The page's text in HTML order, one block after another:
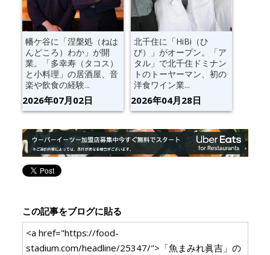
幡ケ谷に「涅槃処（ねは
んどころ）わか」が開
業。「多幸寿（タコス）
と小料理」の居酒屋、音
楽や飲食の経験...
2026年07月02日
北千住に「HiBi（ひ
び）」がオープン。「ア
タル」で北千住ドミナン
トのトーヤーマン、初の
洋食ワイン業...
2026年04月28日
この記事をブログに貼る
<a href="https://food-
stadium.com/headline/25347/">「魚まみれ眞吉」の